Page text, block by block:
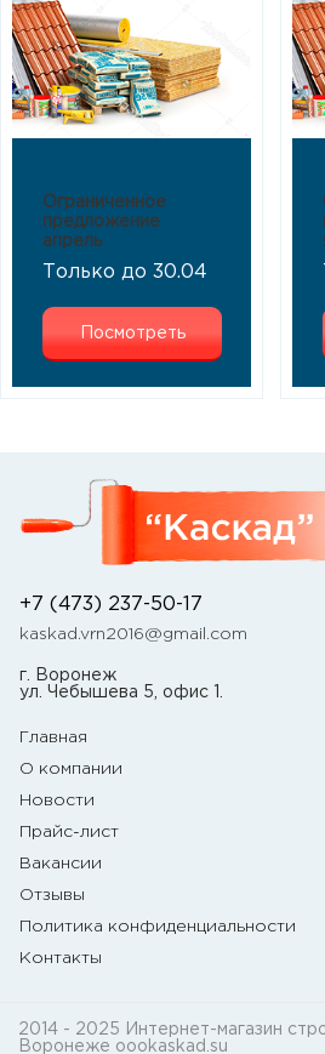
Ограниченное
предложение
апрель
Только до 30.04
Посмотреть
+7 (473) 237-50-17
kaskad.vrn2016@gmail.com
г. Воронеж
ул. Чебышева 5, офис 1.
Главная
О компании
Новости
Прайс-лист
Вакансии
Отзывы
Политика конфиденциальности
Контакты
2014 - 2025 Интернет-магазин
Воронеже oookaskad.su